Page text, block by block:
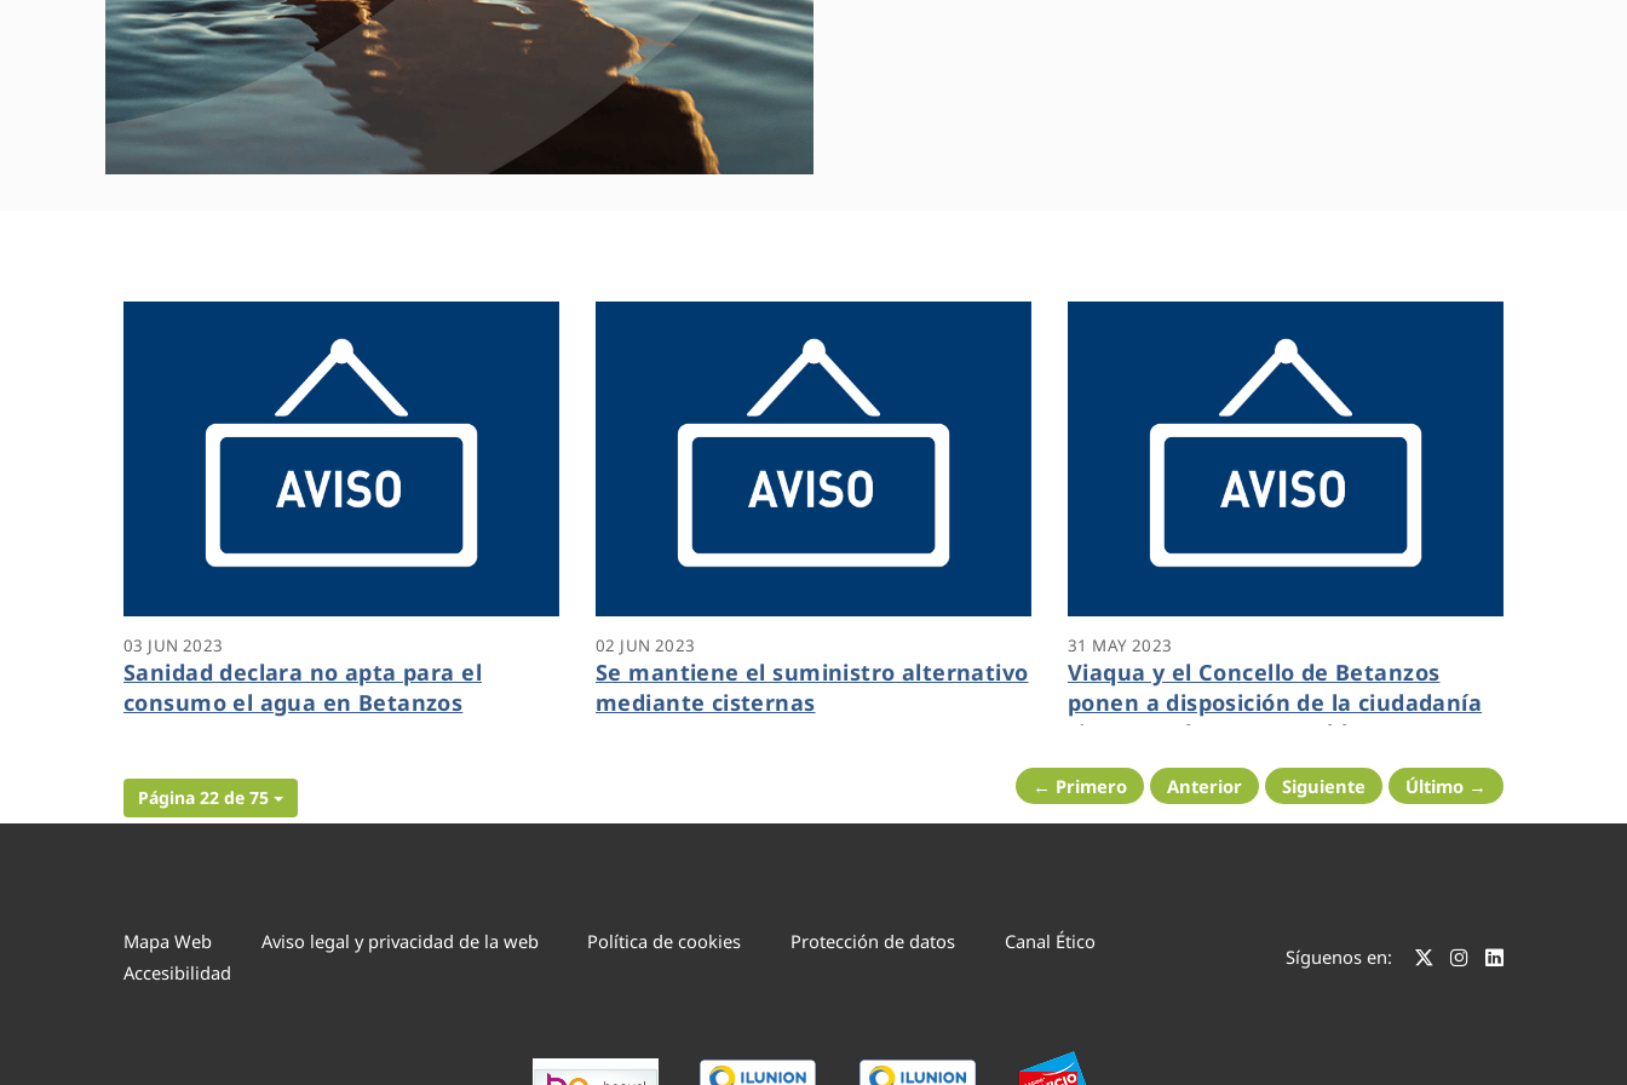
03 JUN 2023
Sanidad declara no apta para el
consumo el agua en Betanzos
02 JUN 2023
Se mantiene el suministro alternativo
mediante cisternas
31 MAY 2023
Viaqua y el Concello de Betanzos
ponen a disposición de la ciudadanía
cisternas de agua potable
Página 22 de 75 ← Primero Anterior Siguiente Último →
Mapa Web Aviso legal y privacidad de la web Política de cookies Protección de datos
Canal Ético
Accesibilidad
Síguenos en: